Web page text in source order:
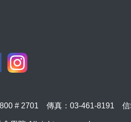
# 2701 傳真：03-461-8191 信